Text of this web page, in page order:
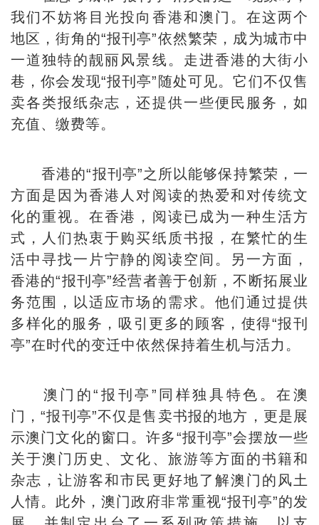
我们不妨将目光投向香港和澳门。在这两个
地区，街角的“报刊亭”依然繁荣，成为城市中
一道独特的靓丽风景线。走进香港的大街小
巷，你会发现“报刊亭”随处可见。它们不仅售
卖各类报纸杂志，还提供一些便民服务，如
充值、缴费等。
香港的“报刊亭”之所以能够保持繁荣，一
方面是因为香港人对阅读的热爱和对传统文
化的重视。在香港，阅读已成为一种生活方
式，人们热衷于购买纸质书报，在繁忙的生
活中寻找一片宁静的阅读空间。另一方面，
香港的“报刊亭”经营者善于创新，不断拓展业
务范围，以适应市场的需求。他们通过提供
多样化的服务，吸引更多的顾客，使得“报刊
亭”在时代的变迁中依然保持着生机与活力。
澳门的“报刊亭”同样独具特色。在澳
门，“报刊亭”不仅是售卖书报的地方，更是展
示澳门文化的窗口。许多“报刊亭”会摆放一些
关于澳门历史、文化、旅游等方面的书籍和
杂志，让游客和市民更好地了解澳门的风土
人情。此外，澳门政府非常重视“报刊亭”的发